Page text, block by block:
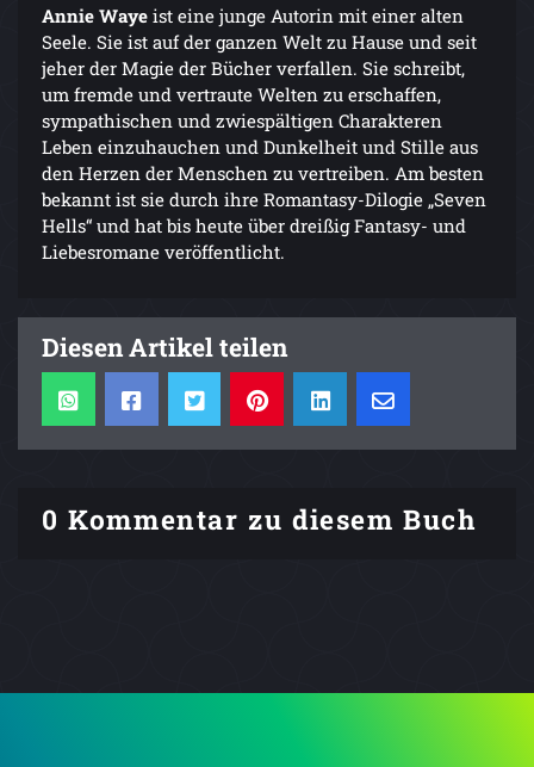
Annie Waye ist eine junge Autorin mit einer alten
Seele. Sie ist auf der ganzen Welt zu Hause und seit
jeher der Magie der Bücher verfallen. Sie schreibt,
um fremde und vertraute Welten zu erschaffen,
sympathischen und zwiespältigen Charakteren
Leben einzuhauchen und Dunkelheit und Stille aus
den Herzen der Menschen zu vertreiben. Am besten
bekannt ist sie durch ihre Romantasy-Dilogie „Seven
Hells“ und hat bis heute über dreißig Fantasy- und
Liebesromane veröffentlicht.
Diesen Artikel teilen
0 Kommentar zu diesem Buch